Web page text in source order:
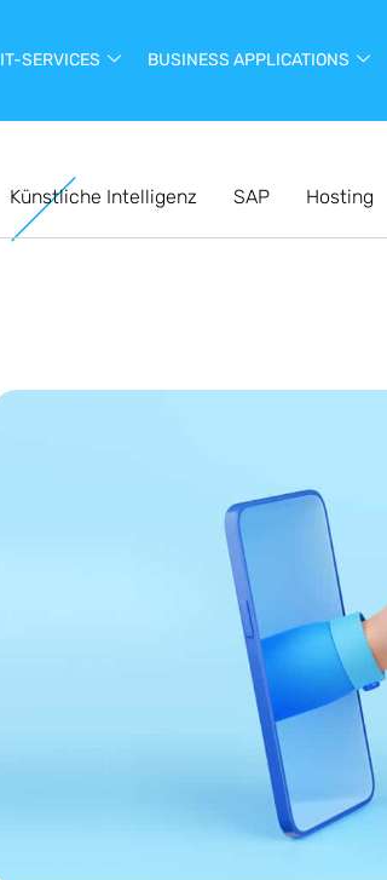
IT-SERVICES BUSINESS APPLICATIONS
Künstliche Intelligenz SAP Hosting